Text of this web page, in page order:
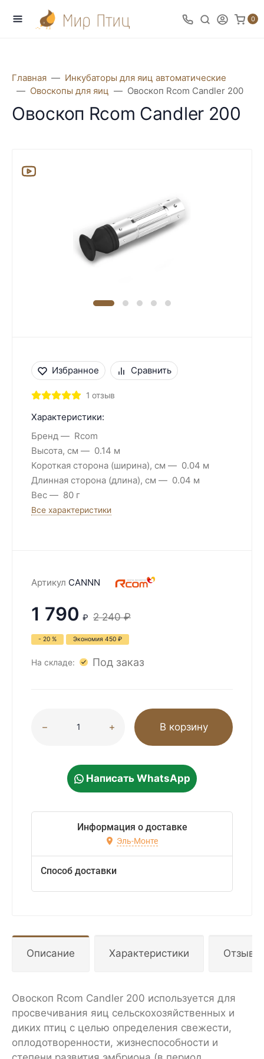
0
Главная
Инкубаторы для яиц автоматические
Овоскопы для яиц
Овоскоп Rcom Candler 200
Овоскоп Rcom Candler 200
Избранное Сравнить
1 отзыв
Характеристики:
Бренд
Rcom
Высота, см
0.14 м
Короткая сторона (ширина), см
0.04 м
Длинная сторона (длина), см
0.04 м
Вес
80 г
Все характеристики
Артикул CANNN
1 790 ₽ 2 240 ₽
- 20 % Экономия 450 ₽
На складе: Под заказ
В корзину
Написать WhatsApp
Информация о доставке
Эль-Монте
Способ доставки
Описание Характеристики Отзывы
Овоскоп Rcom Candler 200 используется для
просвечивания яиц сельскохозяйственных и
диких птиц с целью определения свежести,
оплодотворенности, жизнеспособности и